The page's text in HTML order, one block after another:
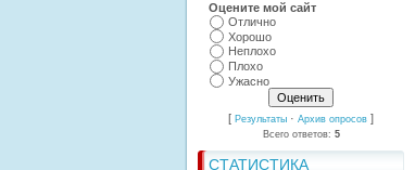
Оцените мой сайт
Отлично
Хорошо
Неплохо
Плохо
Ужасно
[ Результаты · Архив опросов ]
Всего ответов: 5
СТАТИСТИКА